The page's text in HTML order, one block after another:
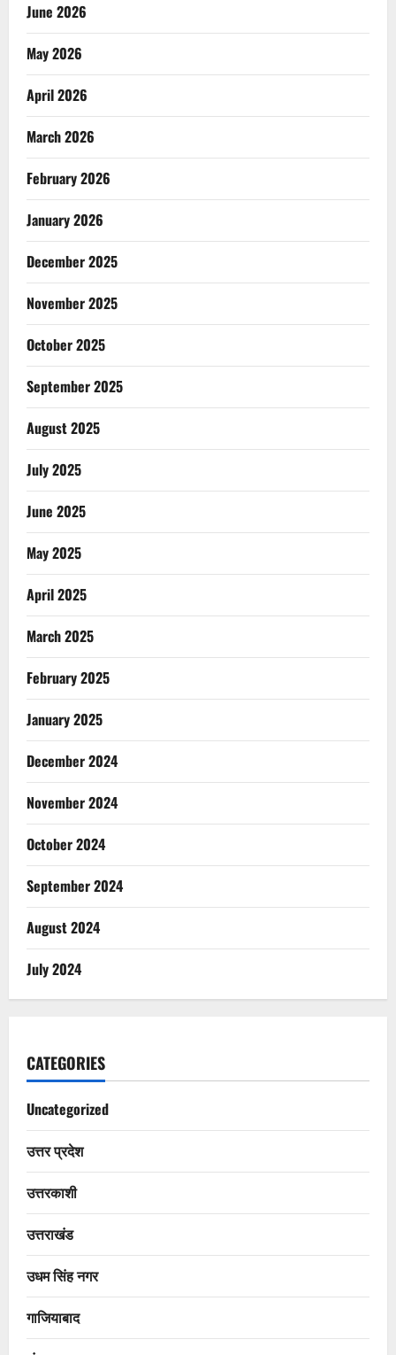
June 2026
May 2026
April 2026
March 2026
February 2026
January 2026
December 2025
November 2025
October 2025
September 2025
August 2025
July 2025
June 2025
May 2025
April 2025
March 2025
February 2025
January 2025
December 2024
November 2024
October 2024
September 2024
August 2024
July 2024
CATEGORIES
Uncategorized
उत्तर प्रदेश
उत्तरकाशी
उत्तराखंड
उधम सिंह नगर
गाजियाबाद